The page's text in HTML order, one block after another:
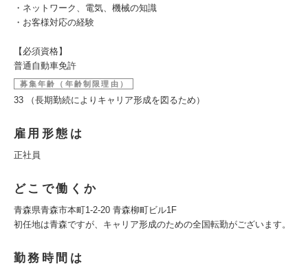
・ネットワーク、電気、機械の知識
・お客様対応の経験
【必須資格】
普通自動車免許
募集年齢（年齢制限理由）
33 （長期勤続によりキャリア形成を図るため）
雇用形態は
正社員
どこで働くか
青森県青森市本町1-2-20 青森柳町ビル1F
初任地は青森ですが、キャリア形成のための全国転勤がございます。
勤務時間は